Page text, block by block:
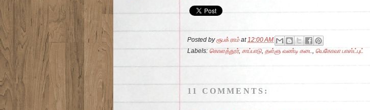
Posted byரூபக் ராம் at 12:00 AM
Labels: கொளத்தூர், சாப்பாடு, தள்ளு வண்டி கடை, யெகோவா பாஸ்ட்புட்
11 COMMENTS: